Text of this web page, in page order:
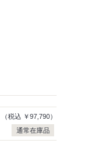
（税込 ￥97,790）
通常在庫品